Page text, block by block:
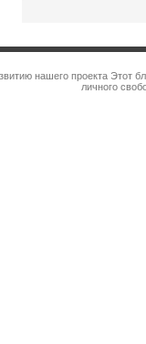
нашего проекта Этот
личного